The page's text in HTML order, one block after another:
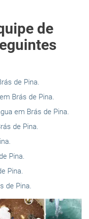
de
de Pina.
Brás de Pina.
em Brás de Pina.
de Pina.
Pina.
Pina.
de Pina.